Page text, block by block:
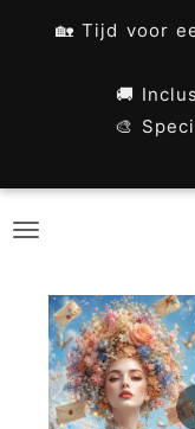
🏡 Tijd voor
🚚
🎨